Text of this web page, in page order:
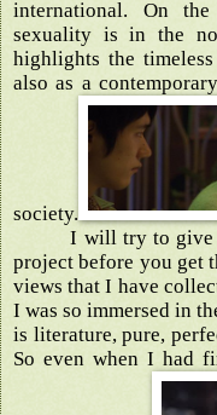
international. On
sexuality is in the
highlights the
also as a
society.
I will try to give
project before you get
views that I have
I was so immersed in
is literature, pure,
So even when I had